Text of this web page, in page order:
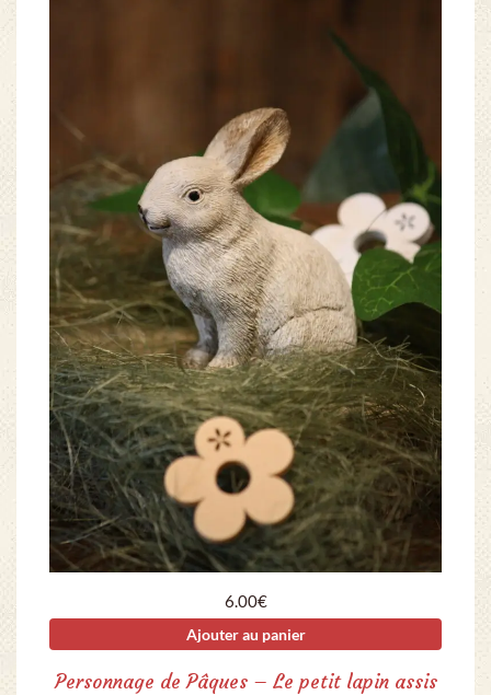
6.00€
Ajouter au panier
Personnage de Pâques – Le petit lapin assis